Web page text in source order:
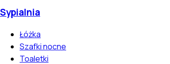
Sypialnia
Łóżka
Szafki nocne
Toaletki